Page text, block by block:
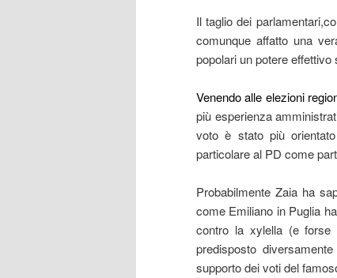
Il taglio dei
comunque affatto una
popolari un potere
Venendo alle elezioni
più esperienza
voto è stato più
particolare al PD come
Probabilmente Zaia ha
come Emiliano in Puglia
contro la xylella (e forse
predisposto
supporto dei voti del